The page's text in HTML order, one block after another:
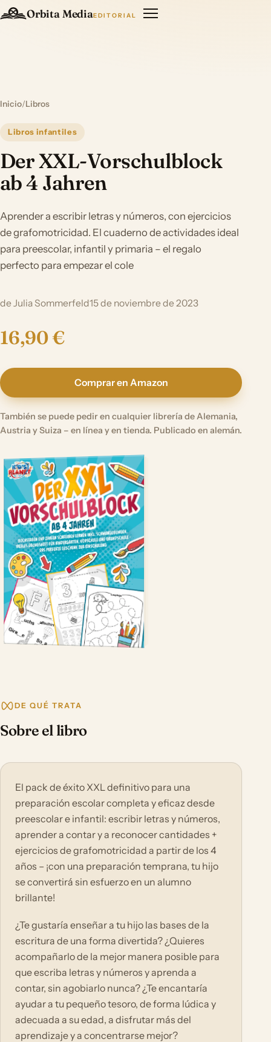
Orbita MediaEDITORIAL
Inicio/Libros
Libros infantiles
Der XXL-Vorschulblock
ab 4 Jahren
Aprender a escribir letras y números, con ejercicios
de grafomotricidad. El cuaderno de actividades ideal
para preescolar, infantil y primaria – el regalo
perfecto para empezar el cole
de Julia Sommerfeld15 de noviembre de 2023
16,90 €
Comprar en Amazon
También se puede pedir en cualquier librería de Alemania,
Austria y Suiza – en línea y en tienda. Publicado en alemán.
DE QUÉ TRATA
Sobre el libro
El pack de éxito XXL definitivo para una
preparación escolar completa y eficaz desde
preescolar e infantil: escribir letras y números,
aprender a contar y a reconocer cantidades +
ejercicios de grafomotricidad a partir de los 4
años – ¡con una preparación temprana, tu hijo
se convertirá sin esfuerzo en un alumno
brillante!
¿Te gustaría enseñar a tu hijo las bases de la
escritura de una forma divertida? ¿Quieres
acompañarlo de la mejor manera posible para
que escriba letras y números y aprenda a
contar, sin agobiarlo nunca? ¿Te encantaría
ayudar a tu pequeño tesoro, de forma lúdica y
adecuada a su edad, a disfrutar más del
aprendizaje y a concentrarse mejor?